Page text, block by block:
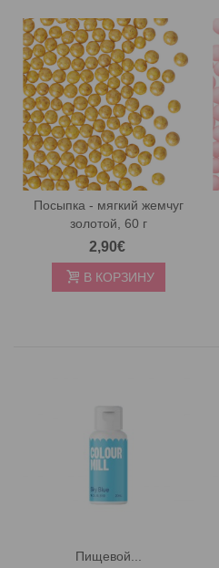
Посыпка - мягкий жемчуг
золотой, 60 г
2,90€
В КОРЗИНУ
Пищевой...